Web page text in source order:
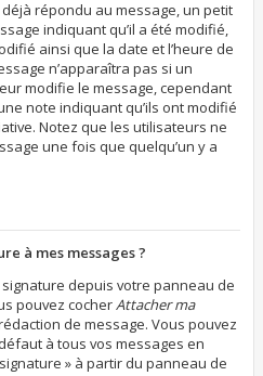
répondu au message, un petit
indiquant qu’il a été modifié,
ainsi que la date et l’heure de
n’apparaîtra pas si un
modifie le message, cependant
note indiquant qu’ils ont modifié
Notez que les utilisateurs ne
une fois que quelqu’un y a
à mes messages ?
depuis votre panneau de
pouvez cocherAttacher ma
de message. Vous pouvez
à tous vos messages en
» à partir du panneau de